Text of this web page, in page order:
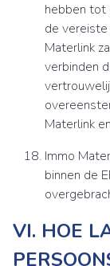
hebben tot
de
Materlink
verbinden
Materlink
Immo
binnen de
VI. HOE